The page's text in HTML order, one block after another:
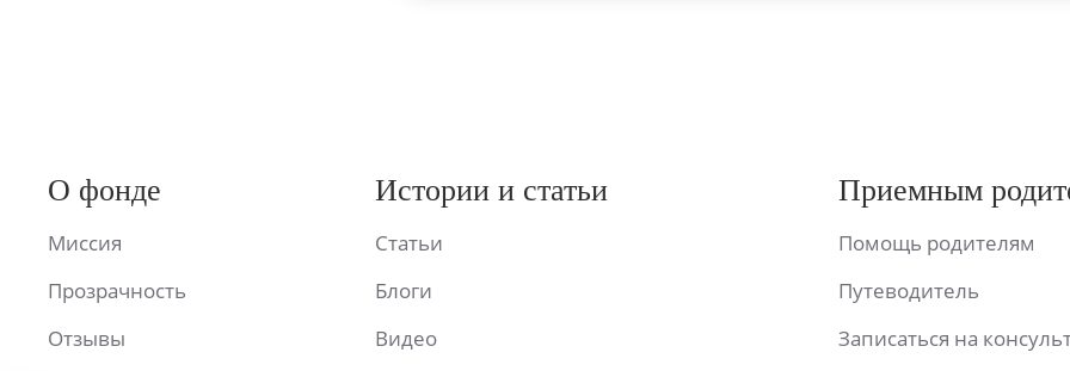
О фонде
Миссия
Прозрачность
Отзывы
Истории и статьи
Статьи
Блоги
Видео
Приемным
Помощь родителям
Путеводитель
Записаться на